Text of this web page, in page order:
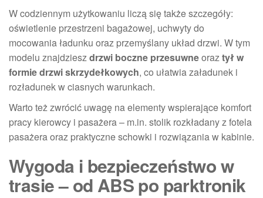
W codziennym użytkowaniu liczą się także szczegóły:
oświetlenie przestrzeni bagażowej, uchwyty do
mocowania ładunku oraz przemyślany układ drzwi. W tym
modelu znajdzieszdrzwi boczne przesuwneoraztył w
formie drzwi skrzydełkowych, co ułatwia załadunek i
rozładunek w ciasnych warunkach.
Warto też zwrócić uwagę na elementy wspierające komfort
pracy kierowcy i pasażera – m.in. stolik rozkładany z fotela
pasażera oraz praktyczne schowki i rozwiązania w kabinie.
Wygoda i bezpieczeństwo w
trasie – od ABS po parktronik